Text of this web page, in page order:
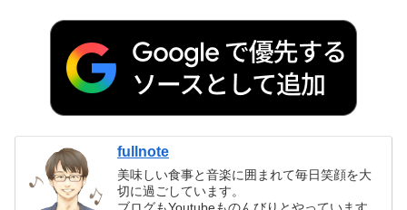
fullnote
美味しい食事と音楽に囲まれて毎日笑顔を大
切に過ごしています。